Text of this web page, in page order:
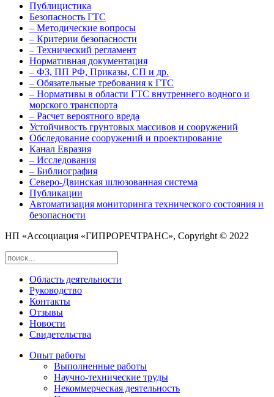
Публицистика
Безопасность ГТС
– Методические вопросы
– Критерии безопасности
– Технический регламент
Нормативная документация
– ФЗ, ПП РФ, Приказы, СП и др.
– Обязательные требования к ГТС
– Нормативы в области ГТС внутреннего водного и
морского транспорта
– Расчет вероятного вреда
Устойчивость грунтовых массивов и сооружений
Обследование сооружений и проектирование
Канал Евразия
– Исследования
– Библиография
Северо-Двинская шлюзованная система
Публикации
Автоматизация мониторинга технического состояния и
безопасности
НП «Ассоциация «ГИПРОРЕЧТРАНС», Copyright © 2022
Область деятельности
Руководство
Контакты
Отзывы
Новости
Свидетельства
Опыт работы
Выполненные работы
Научно-технические труды
Некоммерческая деятельность